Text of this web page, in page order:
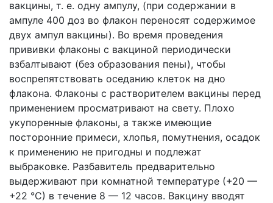
вакцины, т. е. одну ампулу, (при содержании в
ампуле 400 доз во флакон переносят содержимое
двух ампул вакцины). Во время проведения
прививки флаконы с вакциной периодически
взбалтывают (без образования пены), чтобы
воспрепятствовать оседанию клеток на дно
флакона. Флаконы с растворителем вакцины перед
применением просматривают на свету. Плохо
укупоренные флаконы, а также имеющие
посторонние примеси, хлопья, помутнения, осадок
к применению не пригодны и подлежат
выбраковке. Разбавитель предварительно
выдерживают при комнатной температуре (+20 —
+22 °С) в течение 8 — 12 часов. Вакцину вводят